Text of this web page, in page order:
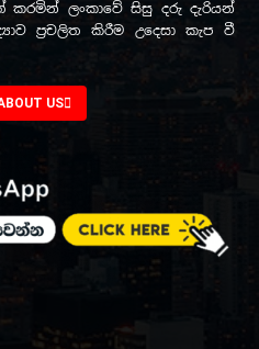
ලංකාවේ සිසු දරු දැරියන්
ප්‍රචලිත කිරීම උදෙසා කැප වී
US